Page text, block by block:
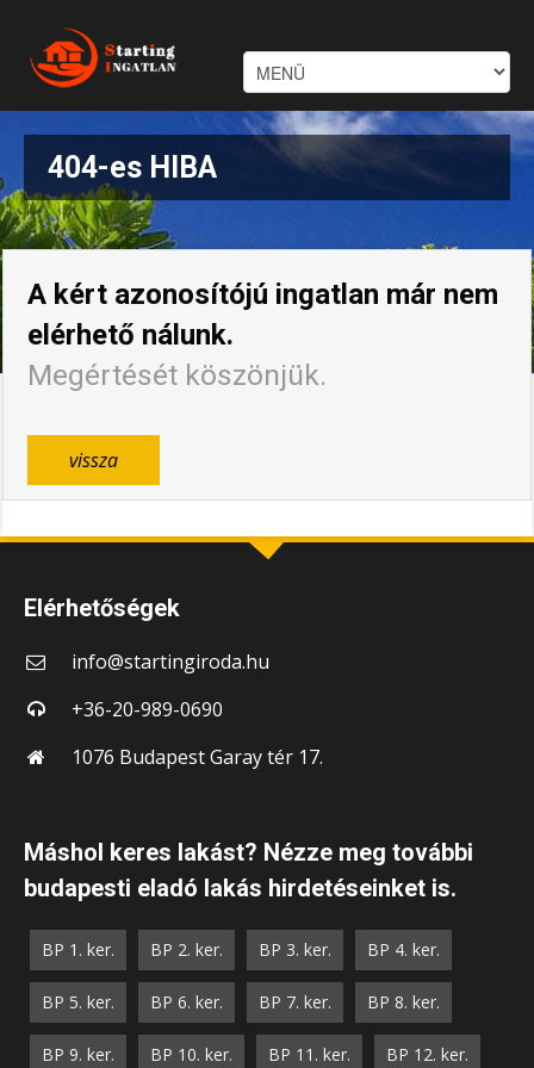
404-es HIBA
A kért azonosítójú ingatlan már nem
elérhető nálunk.
Megértését köszönjük.
vissza
Elérhetőségek
info@startingiroda.hu
+36-20-989-0690
1076 Budapest Garay tér 17.
Máshol keres lakást? Nézze meg további
budapesti eladó lakás hirdetéseinket is.
BP 1. ker. BP 2. ker. BP 3. ker. BP 4. ker.
BP 5. ker. BP 6. ker. BP 7. ker. BP 8. ker.
BP 9. ker. BP 10. ker. BP 11. ker. BP 12. ker.